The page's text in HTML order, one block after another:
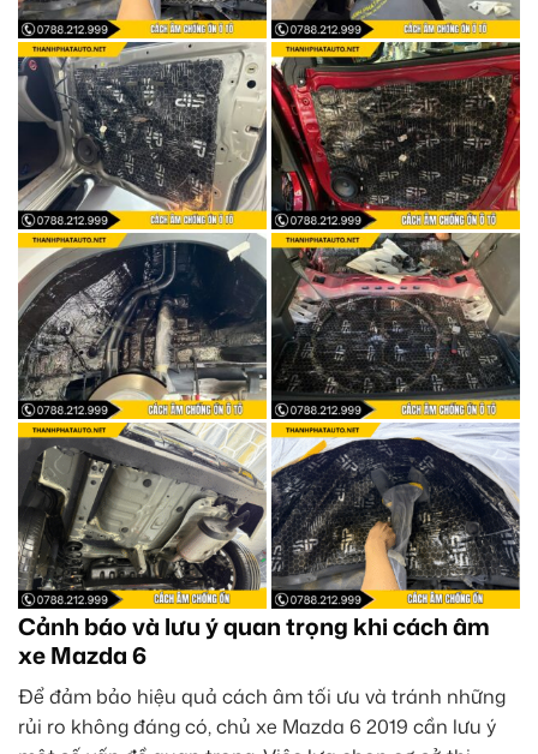
Cảnh báo và lưu ý quan trọng khi cách âm
xe Mazda 6
Để đảm bảo hiệu quả cách âm tối ưu và tránh những
rủi ro không đáng có, chủ xe Mazda 6 2019 cần lưu ý